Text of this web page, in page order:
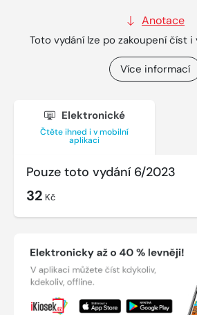
Anotace
Toto vydání lze po zakoupení číst
Více informací
Elektronické
Čtěte ihned i v mobilní
aplikaci
Pouze toto vydání 6/2023
32 Kč